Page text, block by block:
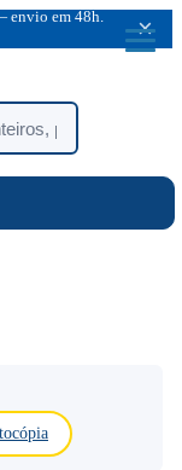
envio em 48h.
×